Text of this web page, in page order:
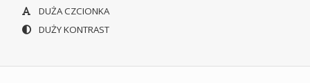
DUŻA CZCIONKA
DUŻY KONTRAST